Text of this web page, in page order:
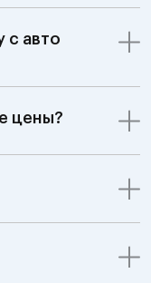
с авто
цены?